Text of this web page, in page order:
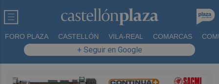
FORO PLAZA CASTELLÓN VILA-REAL COMARCAS
+ Seguir en Google